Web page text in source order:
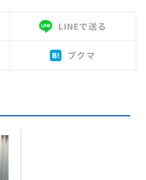
LINEで送る
ブクマ